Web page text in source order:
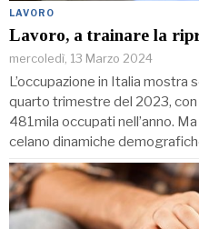
LAVORO
Lavoro, a trainare la
mercoledì, 13 Marzo 2024
L’occupazione in Italia mostra
quarto trimestre del 2023,
481mila occupati nell’anno.
celano dinamiche